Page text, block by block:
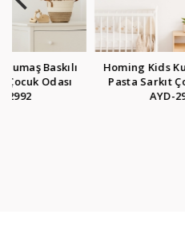
Homing Kids Kumaş Baskılı
Pasta Sarkıt Çocuk Odası